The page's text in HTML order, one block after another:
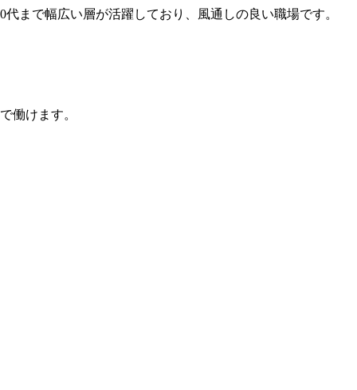
まで幅広い層が活躍しており、風通しの良い職場です。
働けます。